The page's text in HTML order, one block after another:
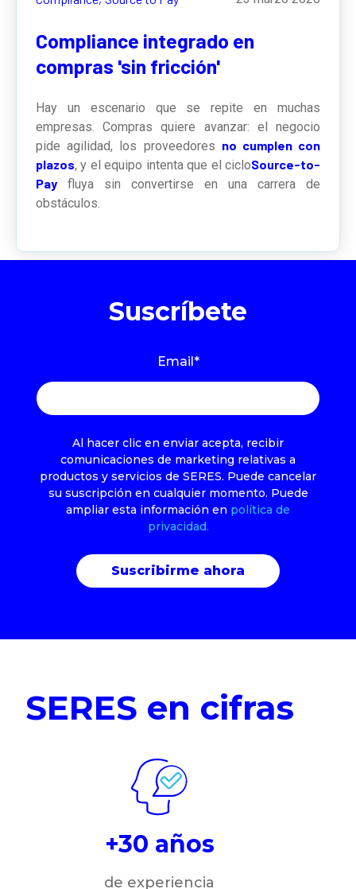
Compliance integrado en
compras 'sin fricción'
Hay un escenario que se repite en muchas
empresas. Compras quiere avanzar: el negocio
pide agilidad, los proveedores no cumplen con
plazos, y el equipo intenta que el cicloSource-to-
Pay fluya sin convertirse en una carrera de
obstáculos.
Suscríbete
Email *
Al hacer clic en enviar acepta, recibir
comunicaciones de marketing relativas a
productos y servicios de SERES. Puede cancelar
su suscripción en cualquier momento. Puede
ampliar esta información en política de
privacidad.
SERES en cifras
+30 años
de experiencia